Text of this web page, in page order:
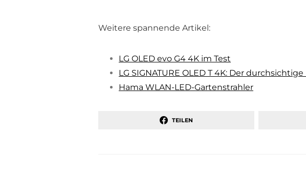
Weitere spannende Artikel:
LG OLED evo G4 4K im Test
LG SIGNATURE OLED T 4K: Der
Hama WLAN-LED-Gartenstrahler
TEILEN